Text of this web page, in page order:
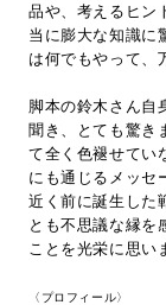
品や、考えるヒン
当に膨大な知識に
は何でもやって、
脚本の鈴木さん自
聞き、とても驚き
て全く色褪せてい
にも通じるメッセ
近く前に誕生した
とも不思議な縁を
ことを光栄に思い
〈プロフィール〉